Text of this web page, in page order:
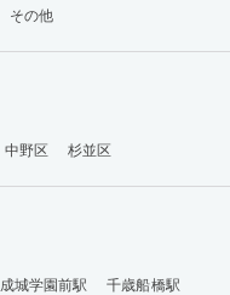
その他
中野区 杉並区
成城学園前駅
千歳船橋駅